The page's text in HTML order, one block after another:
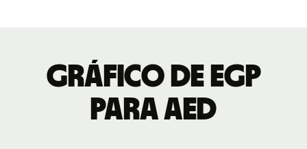
Gráfico de EGP
para AED